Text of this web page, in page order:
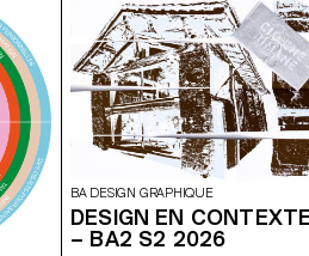
BA DESIGN GRAPHIQUE
DESIGN EN
– BA2 S2 2026